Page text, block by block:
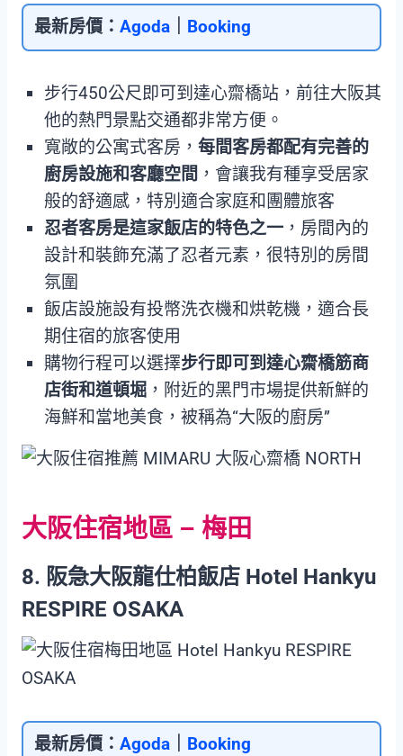
最新房價： Agoda｜ Booking
步行450公尺即可到達心齋橋站，前往大阪其
他的熱門景點交通都非常方便。
寬敞的公寓式客房， 每間客房都配有完善的
廚房設施和客廳空間 ，會讓我有種享受居家
般的舒適感，特別適合家庭和團體旅客
忍者客房是這家飯店的特色之一 ，房間內的
設計和裝飾充滿了忍者元素，很特別的房間
氛圍
飯店設施設有投幣洗衣機和烘乾機，適合長
期住宿的旅客使用
購物行程可以選擇步行即可到達心齋橋筋商
店街和道頓堀 ，附近的黑門市場提供新鮮的
海鮮和當地美食，被稱為“大阪的廚房”
大阪住宿地區 – 梅田
8. 阪急大阪龍仕柏飯店 Hotel Hankyu
RESPIRE OSAKA
最新房價： Agoda｜ Booking